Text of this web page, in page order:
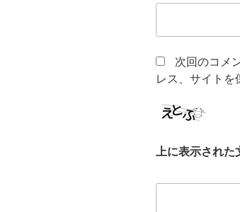
次回のコメ
レス、サイトを
上に表示され